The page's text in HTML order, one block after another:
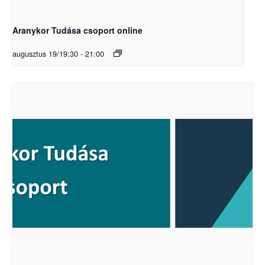
Aranykor Tudása csoport online
augusztus 19/19:30 - 21:00